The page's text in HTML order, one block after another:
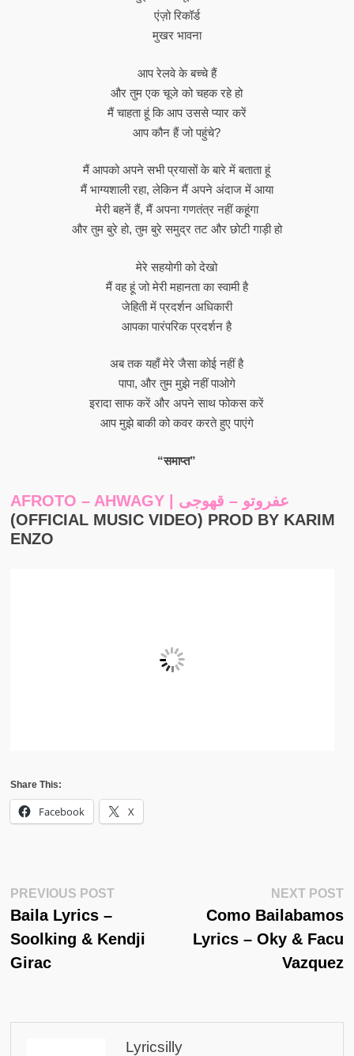
एंज़ो रिकॉर्ड
मुखर भावना
आप रेलवे के बच्चे हैं
और तुम एक चूजे को चहक रहे हो
मैं चाहता हूं कि आप उससे प्यार करें
आप कौन हैं जो पहुंचे?
मैं आपको अपने सभी प्रयासों के बारे में बताता हूं
मैं भाग्यशाली रहा, लेकिन मैं अपने अंदाज में आया
मेरी बहनें हैं, मैं अपना गणतंत्र नहीं कहूंगा
और तुम बुरे हो, तुम बुरे समुद्र तट और छोटी गाड़ी हो
मेरे सहयोगी को देखो
मैं वह हूं जो मेरी महानता का स्वामी है
जेहिती में प्रदर्शन अधिकारी
आपका पारंपरिक प्रदर्शन है
अब तक यहाँ मेरे जैसा कोई नहीं है
पापा, और तुम मुझे नहीं पाओगे
इरादा साफ करें और अपने साथ फोकस करें
आप मुझे बाकी को कवर करते हुए पाएंगे
“समाप्त”
AFROTO – AHWAGY | عفروتو – قهوجى
(OFFICIAL MUSIC VIDEO) PROD BY KARIM
ENZO
Share This:
Facebook X
Post
Navigation
PREVIOUS POSTPrevious
Baila Lyrics –
Soolking & Kendji
Girac
NEXT POST
Como Bailabamos
Lyrics – Oky & Facu
Vazquez
Lyricsilly